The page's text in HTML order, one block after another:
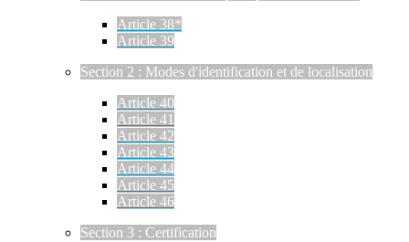
Article 38*
Article 39
Section 2 : Modes d'identification et de localisation
Article 40
Article 41
Article 42
Article 43
Article 44
Article 45
Article 46
Section 3 : Certification